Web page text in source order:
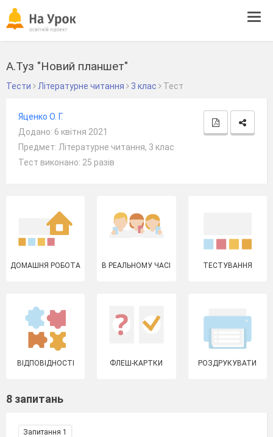
А.Туз "Новий планшет"
Тести Літературне читання 3 клас Тест
Яценко О. Г.
Додано: 6 квітня 2021
Предмет: Літературне читання, 3 клас
Тест виконано: 25 разів
ДОМАШНЯ РОБОТА В РЕАЛЬНОМУ ЧАСІ ТЕСТУВАННЯ
ВІДПОВІДНОСТІ ФЛЕШ-КАРТКИ РОЗДРУКУВАТИ
8 запитань
Запитання 1